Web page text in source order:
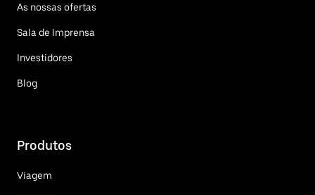
As nossas ofertas
Sala de Imprensa
Investidores
Blog
Produtos
Viagem